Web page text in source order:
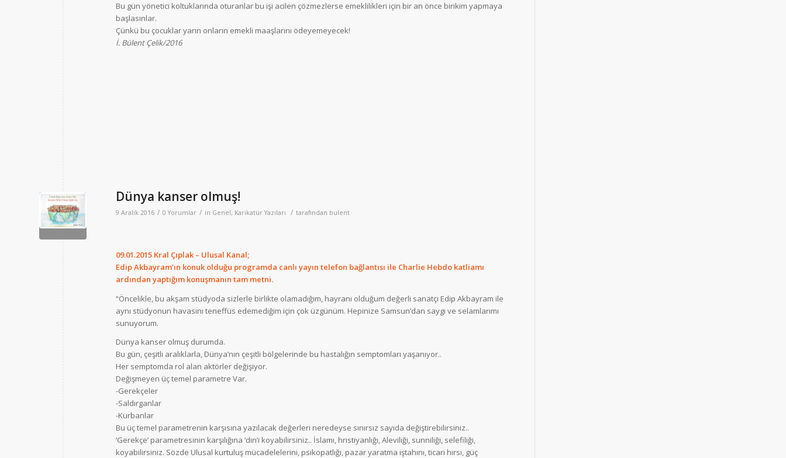
Bu gün yönetici koltuklarında oturanlar bu işi acilen çözmezlerse emeklilikleri için bir an önce birikim yapmaya
başlasınlar.
Çünkü bu çocuklar yarın onların emekli maaşlarını ödeyemeyecek!
İ. Bülent Çelik/2016
Dünya kanser olmuş!
9 Aralık 2016 / 0 Yorumlar / in Genel, Karikatür Yazıları / tarafından bulent
09.01.2015 Kral Çıplak – Ulusal Kanal;
Edip Akbayram’ın konuk olduğu programda canlı yayın telefon bağlantısı ile Charlie Hebdo katliamı
ardından yaptığım konuşmanın tam metni.
“Öncelikle, bu akşam stüdyoda sizlerle birlikte olamadığım, hayranı olduğum değerli sanatçı Edip Akbayram ile
aynı stüdyonun havasını teneffüs edemediğim için çok üzgünüm. Hepinize Samsun’dan saygı ve selamlarımı
sunuyorum.
Dünya kanser olmuş durumda.
Bu gün, çeşitli aralıklarla, Dünya’nın çeşitli bölgelerinde bu hastalığın semptomları yaşanıyor..
Her semptomda rol alan aktörler değişiyor.
Değişmeyen üç temel parametre Var.
-Gerekçeler
-Saldırganlar
-Kurbanlar
Bu üç temel parametrenin karşısına yazılacak değerleri neredeyse sınırsız sayıda değiştirebilirsiniz..
‘Gerekçe’ parametresinin karşılığına ‘din’i koyabilirsiniz.. İslamı, hristiyanlığı, Aleviliği, sunniliği, selefiliği,
koyabilirsiniz. Sözde Ulusal kurtuluş mücadelelerini, psikopatlığı, pazar yaratma iştahını, ticari hırsı, güç